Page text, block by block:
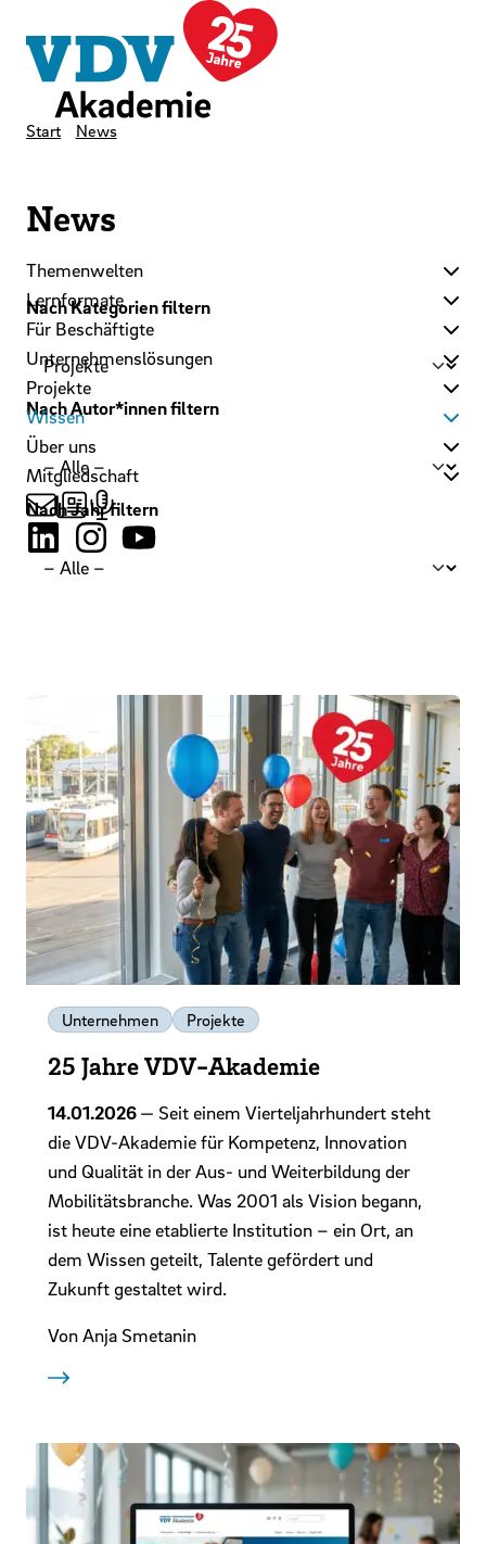
Zum Hauptinhalt der Seite springen
Zur Startseite navigieren
Themenwelten
Lernformate
Für Beschäftigte
Unternehmenslösungen
Projekte
Wissen
Über uns
Mitgliedschaft
Start News
News
Nach Kategorien filtern
Nach Autor*innen filtern
Nach Jahr filtern
Unternehmen Projekte
25 Jahre VDV-Akademie
14.01.2026— Seit einem Vierteljahrhundert steht
die VDV-Akademie für Kompetenz, Innovation
und Qualität in der Aus- und Weiterbildung der
Mobilitätsbranche. Was 2001 als Vision begann,
ist heute eine etablierte Institution – ein Ort, an
dem Wissen geteilt, Talente gefördert und
Zukunft gestaltet wird.
Von Anja Smetanin